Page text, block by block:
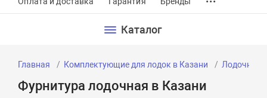
Каталог
Главная Комплектующие для лодок в Казани Лодочные
Фурнитура лодочная в Казани